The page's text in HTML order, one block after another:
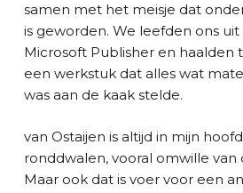
samen met het meisje dat
is geworden. We leefden ons
Microsoft Publisher en haalden
een werkstuk dat alles wat
was aan de kaak stelde.
van Ostaijen is altijd in mijn
ronddwalen, vooral omwille van
Maar ook dat is voer voor een